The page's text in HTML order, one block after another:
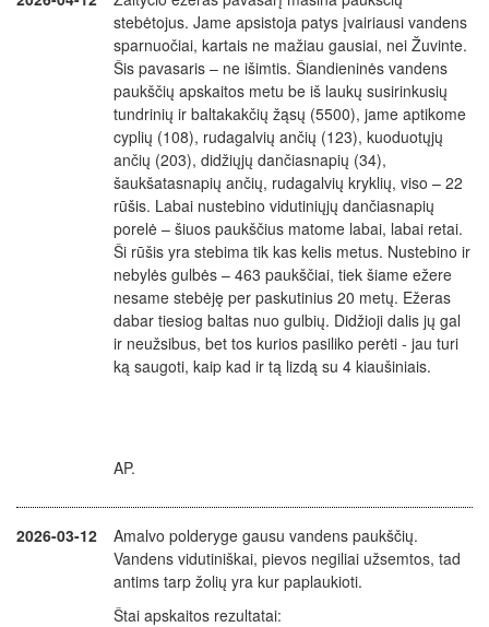
stebėtojus. Jame apsistoja patys įvairiausi vandens
sparnuočiai, kartais ne mažiau gausiai, nei Žuvinte.
Šis pavasaris – ne išimtis. Šiandieninės vandens
paukščių apskaitos metu be iš laukų susirinkusių
tundrinių ir baltakakčių žąsų (5500), jame aptikome
cyplių (108), rudagalvių ančių (123), kuoduotųjų
ančių (203), didžiųjų dančiasnapių (34),
šaukšatasnapių ančių, rudagalvių kryklių, viso – 22
rūšis. Labai nustebino vidutiniųjų dančiasnapių
porelė – šiuos paukščius matome labai, labai retai.
Ši rūšis yra stebima tik kas kelis metus. Nustebino ir
nebylės gulbės – 463 paukščiai, tiek šiame ežere
nesame stebėję per paskutinius 20 metų. Ežeras
dabar tiesiog baltas nuo gulbių. Didžioji dalis jų gal
ir neužsibus, bet tos kurios pasiliko perėti - jau turi
ką saugoti, kaip kad ir tą lizdą su 4 kiaušiniais.
AP.
2026-03-12
Amalvo polderyge gausu vandens paukščių.
Vandens vidutiniškai, pievos negiliai užsemtos, tad
antims tarp žolių yra kur paplaukioti.
Štai apskaitos rezultatai: